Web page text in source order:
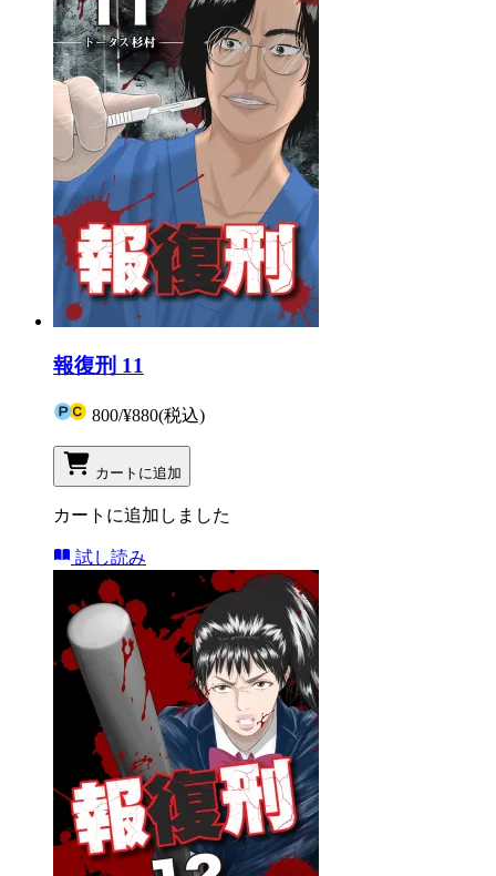
報復刑 11
800/¥880(税込)
カートに追加
カートに追加しました
試し読み